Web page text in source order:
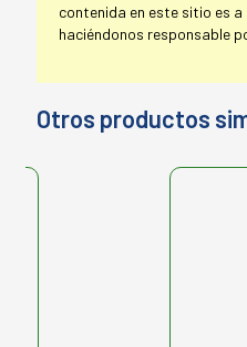
contenida en este sitio es
haciéndonos responsable
Otros productos